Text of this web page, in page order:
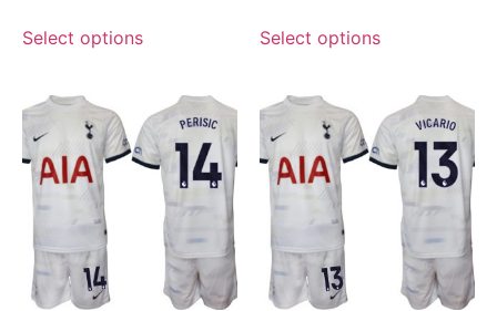
Select options Select options